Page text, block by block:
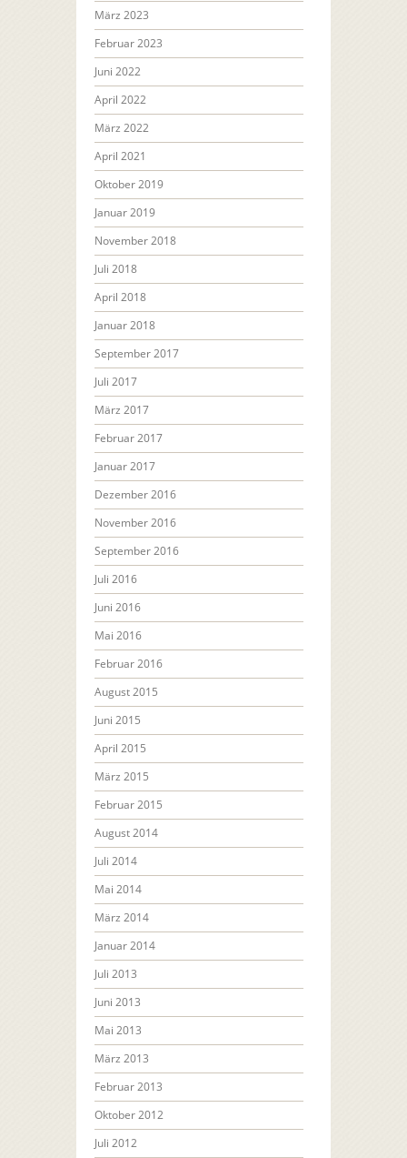
März 2023
Februar 2023
Juni 2022
April 2022
März 2022
April 2021
Oktober 2019
Januar 2019
November 2018
Juli 2018
April 2018
Januar 2018
September 2017
Juli 2017
März 2017
Februar 2017
Januar 2017
Dezember 2016
November 2016
September 2016
Juli 2016
Juni 2016
Mai 2016
Februar 2016
August 2015
Juni 2015
April 2015
März 2015
Februar 2015
August 2014
Juli 2014
Mai 2014
März 2014
Januar 2014
Juli 2013
Juni 2013
Mai 2013
März 2013
Februar 2013
Oktober 2012
Juli 2012